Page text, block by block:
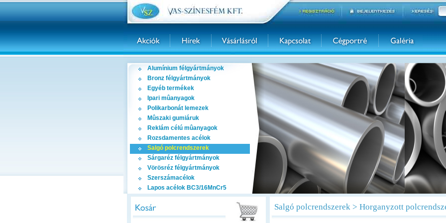
Alumínium félgyártmányok
Bronz félgyártmányok
Egyéb termékek
Ipari mûanyagok
Polikarbonát lemezek
Mûszaki gumiáruk
Reklám célú mûanyagok
Rozsdamentes acélok
Salgó polcrendszerek
Sárgaréz félgyártmányok
Vörösréz félgyártmányok
Szerszámacélok
Lapos acélok BC3/16MnCr5
Salgó polcrendszerek > Horganyzott